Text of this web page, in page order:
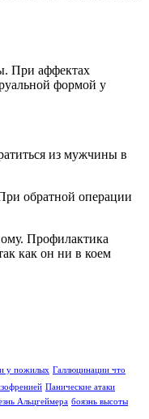
При аффектах
формой у
из мужчины в
обратной операции
Профилактика
как он ни в коем
у пожилых Галлюцинации что
Панические атаки
Альцгеймера боязнь высоты